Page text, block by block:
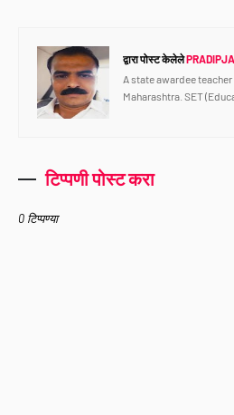
द्वारा पोस्ट केलेले
A state awardee
Maharashtra. SET
टिप्पणी पोस्ट करा
0 टिप्पण्या